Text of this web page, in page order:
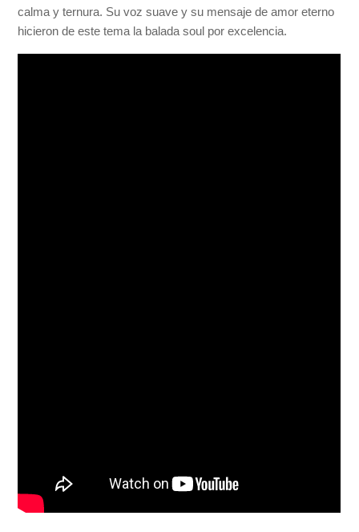
calma y ternura. Su voz suave y su mensaje de amor eterno
hicieron de este tema la balada soul por excelencia.